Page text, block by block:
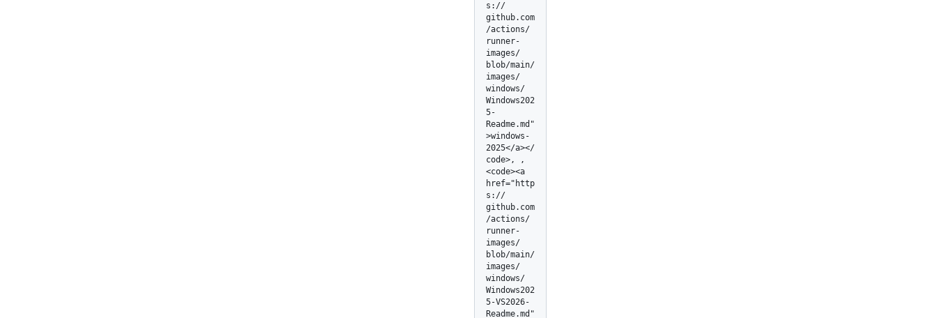
s://
github.com
/actions/
runner-
images/
blob/main/
images/
windows/
Windows202
5-
Readme.md"
>windows-
2025</a></
code>, ,
<code><a
href="http
s://
github.com
/actions/
runner-
images/
blob/main/
images/
windows/
Windows202
5-VS2026-
Readme.md"